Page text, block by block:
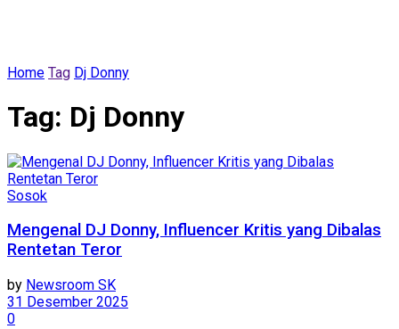
Home Tag Dj Donny
Tag: Dj Donny
Sosok
Mengenal DJ Donny, Influencer Kritis yang Dibalas
Rentetan Teror
by Newsroom SK
31 Desember 2025
0